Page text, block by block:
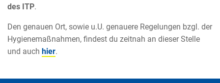
des ITP.
Den genauen Ort, sowie u.U. genauere Regelungen bzgl. der
Hygienemaßnahmen, findest du zeitnah an dieser Stelle
und auch hier.